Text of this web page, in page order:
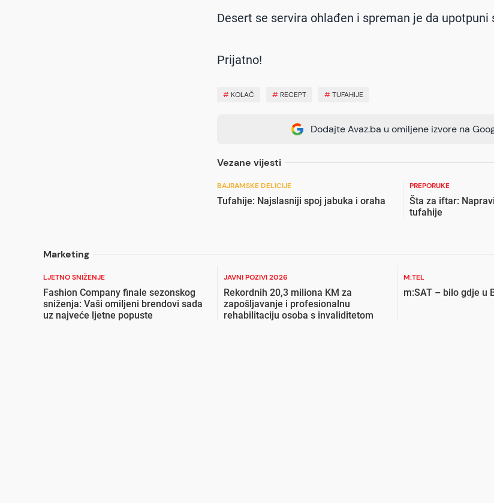
Desert se servira ohlađen i spreman je da upotpuni
Prijatno!
# KOLAČ # RECEPT #TUFAHIJE
Dodajte Avaz.ba u omiljene izvore na
Vezane vijesti
BAJRAMSKE DELICIJE
Tufahije: Najslasniji spoj jabuka i oraha
PREPORUKE
Šta za iftar:
tufahije
Marketing
LJETNO SNIŽENJE
Fashion Company finale sezonskog
sniženja: Vaši omiljeni brendovi sada
uz najveće ljetne popuste
JAVNI POZIVI 2026
Rekordnih 20,3 miliona KM za
zapošljavanje i profesionalnu
rehabilitaciju osoba s invaliditetom
M:TEL
m:SAT – bilo gdje u